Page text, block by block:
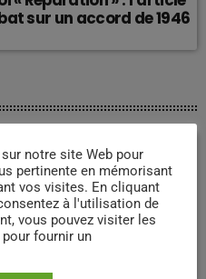
sur un accord de 1946
notre site Web pour
pertinente en mémorisant
vos visites. En cliquant
à l'utilisation de
vous pouvez visiter les
fournir un